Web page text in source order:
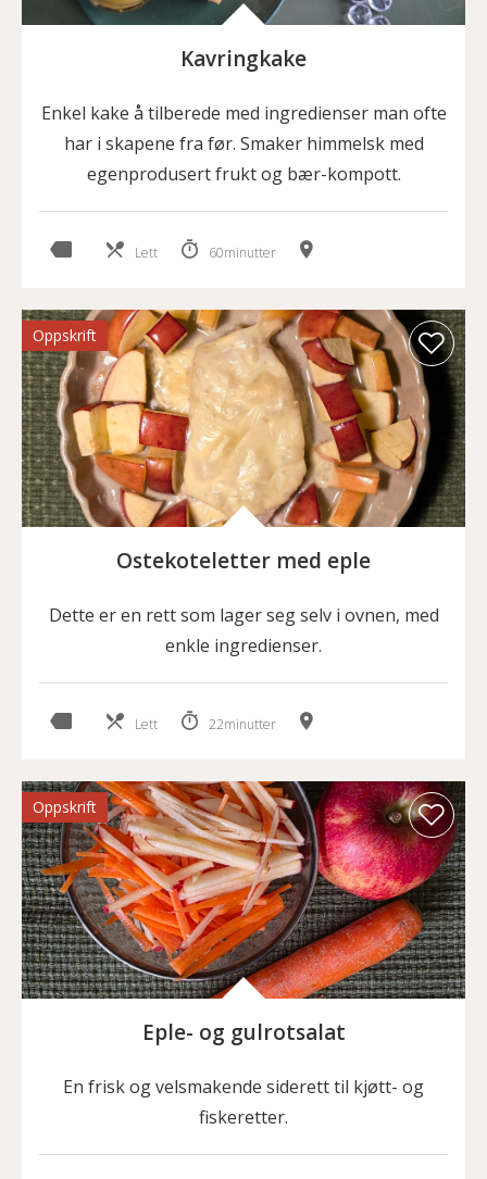
Kavringkake
Enkel kake å tilberede med ingredienser man ofte
har i skapene fra før. Smaker himmelsk med
egenprodusert frukt og bær-kompott.
Lett 60minutter
Oppskrift
Ostekoteletter med eple
Dette er en rett som lager seg selv i ovnen, med
enkle ingredienser.
Lett 22minutter
Oppskrift
Eple- og gulrotsalat
En frisk og velsmakende siderett til kjøtt- og
fiskeretter.